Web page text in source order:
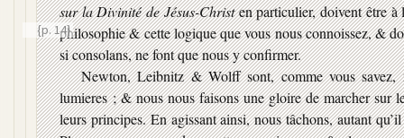
sur la Divinité de Jésus-Christen particulier, doivent être à
philosophie
{p. 14}
& cette logique que vous nous connoissez, &
si consolans, ne font que nous y confirmer.
Newton, Leibnitz & Wolff sont, comme vous
lumieres ; & nous nous faisons une gloire de marcher sur
leurs principes. En agissant ainsi, nous tâchons, autant